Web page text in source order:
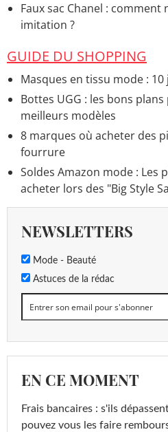
Faux sac Chanel : comment
imitation ?
GUIDE DU SHOPPING
Masques en tissu mode :
Bottes UGG : les bons
meilleurs modèles
8 marques où acheter des
fourrure
Soldes Amazon mode : Les
acheter lors des "Big Style
NEWSLETTERS
Mode - Beauté
Astuces de la rédac
EN CE MOMENT
Frais bancaires : s'ils
pouvez vous les faire